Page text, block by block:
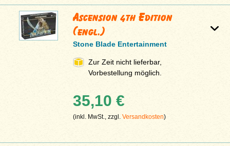
Ascension 4th Edition
(engl.)
Stone Blade Entertainment
Zur Zeit nicht lieferbar,
Vorbestellung möglich.
35,10 €
(inkl. MwSt., zzgl.Versandkosten)